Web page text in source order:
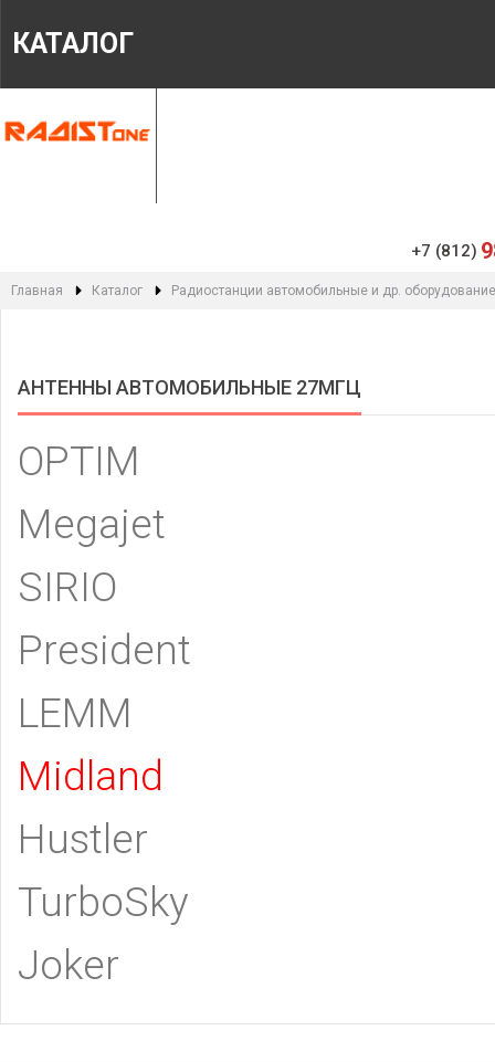
КАТАЛОГ
+7 (812)
Главная Каталог Радиостанции автомобильные и др.
АНТЕННЫ АВТОМОБИЛЬНЫЕ 27МГЦ
OPTIM
Megajet
SIRIO
President
LEMM
Midland
Hustler
TurboSky
Joker